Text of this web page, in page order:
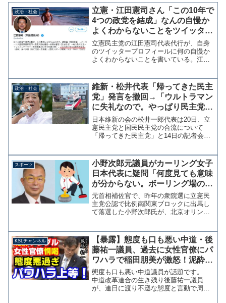
政治・社会
立憲・江田憲司さん「この10年で
4つの政党を結成」なんの自慢か
よくわからないことをツイッター
プロフに記載
立憲民主党の江田憲司代表代行が、自身
のツイッタープロフィールに何の自慢か
よくわからないことを書いている。江田
かしくて隠したいことだと思うのだが？
自慢にならない政治家...
政治・社会
維新・松井代表「帰ってきた民主
党」発言を撤回→「ウルトラマン
に失礼なので。やっぱり民主党、
そもそも民主党、元々民主党って
事ですね」
日本維新の会の松井一郎代表は20日、立
憲民主党と国民民主党の合流について
「帰ってきた民主党」と14日の記者会見
見で福山哲郎幹事長が党名揶揄に反論し
たことを受けてのも...
スポーツ
小野次郎元議員がカーリング女子
日本代表に疑問「何度見ても意味
が分からない。ボーリング場のレ
ーンを掃除するお姉さんのよう
だ」
元首相補佐官で、昨年の衆院選に立憲民
主党公認で比例南関東ブロックに出馬し
て落選した小野次郎氏が、北京オリンピ
度見ても意味が分からないのは、カーリ
ングのチームプレイ。メイ...
KSLチャンネル
【暴露】態度も口も悪い中道・後
藤祐一議員、過去に女性官僚にパ
ワハラで稲田朋美が激怒！泥酔し
て警察出動！安倍総理にも説教
【KSLチャンネル】
態度も口も悪い中道議員が話題です。
中道改革連合の生き残り後藤祐一議員
が、連日に渡り不遜な態度と言動で周囲